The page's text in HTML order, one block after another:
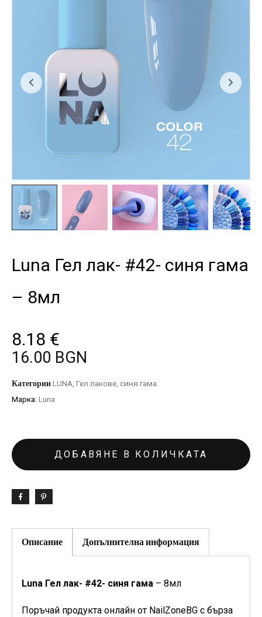
Luna Гел лак- #42- синя гама
– 8мл
8.18 €
16.00 BGN
КатегорииLUNA Гел лакове синя гама
Марка: Luna
ДОБАВЯНЕ В КОЛИЧКАТА
Описание Допълнителна информация
Luna Гел лак- #42- синя гама – 8мл
Поръчай продукта онлайн от NailZoneBG с бърза